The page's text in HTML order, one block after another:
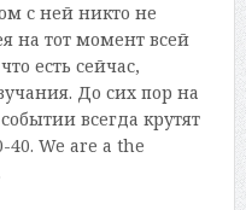
с ней никто не
на тот момент всей
есть сейчас,
До сих пор на
всегда крутят
We are a the